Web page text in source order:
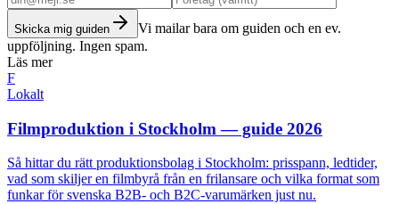
Skicka mig guiden
Vi mailar bara om guiden och en ev.
uppföljning. Ingen spam.
Läs mer
F
Lokalt
Filmproduktion i Stockholm — guide 2026
Så hittar du rätt produktionsbolag i Stockholm: prisspann, ledtider,
vad som skiljer en filmbyrå från en frilansare och vilka format som
funkar för svenska B2B- och B2C-varumärken just nu.